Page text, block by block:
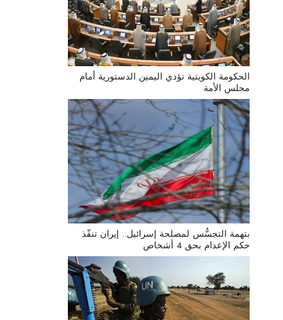
الحكومة الكويتية تؤدي اليمين الدستورية أمام
مجلس الأمة
بتهمة التجسُّس لمصلحة إسرائيل.. إيران تنفّذ
حكم الإعدام بحق 4 أشخاص